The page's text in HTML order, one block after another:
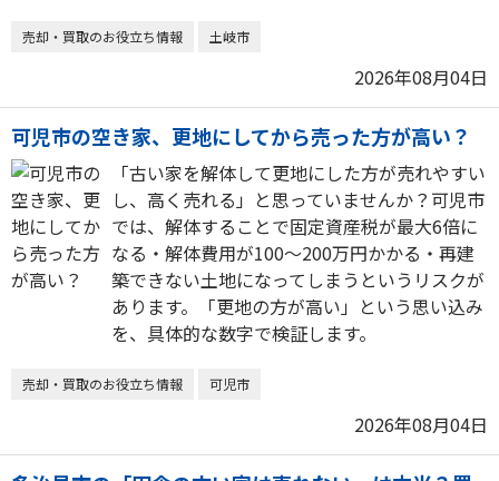
売却・買取のお役立ち情報 土岐市
2026年08月04日
可児市の空き家、更地にしてから売った方が高い？
「古い家を解体して更地にした方が売れやすい
し、高く売れる」と思っていませんか？可児市
では、解体することで固定資産税が最大6倍に
なる・解体費用が100〜200万円かかる・再建
築できない土地になってしまうというリスクが
あります。「更地の方が高い」という思い込み
を、具体的な数字で検証します。
売却・買取のお役立ち情報 可児市
2026年08月04日